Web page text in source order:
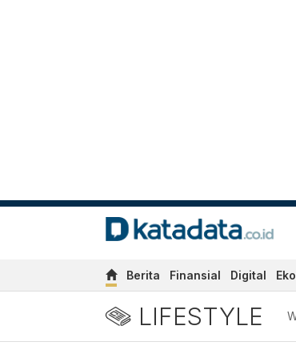
Berita Finansial Digital
LIFESTYLE